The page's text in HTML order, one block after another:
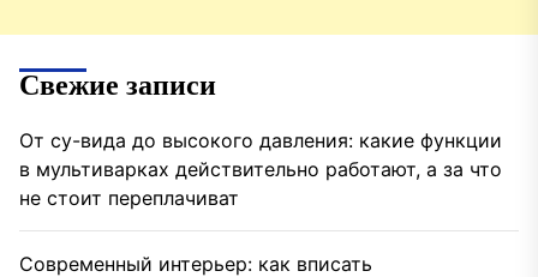
Свежие записи
От су-вида до высокого давления: какие функции
в мультиварках действительно работают, а за что
не стоит переплачиват
Современный интерьер: как вписать